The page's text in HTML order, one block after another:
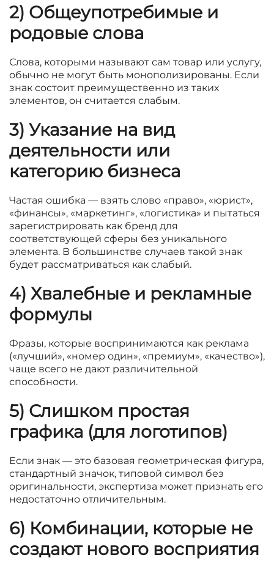
2) Общеупотребимые и
родовые слова
Слова, которыми называют сам товар или услугу,
обычно не могут быть монополизированы. Если
знак состоит преимущественно из таких
элементов, он считается слабым.
3) Указание на вид
деятельности или
категорию бизнеса
Частая ошибка — взять слово «право», «юрист»,
«финансы», «маркетинг», «логистика» и пытаться
зарегистрировать как бренд для
соответствующей сферы без уникального
элемента. В большинстве случаев такой знак
будет рассматриваться как слабый.
4) Хвалебные и рекламные
формулы
Фразы, которые воспринимаются как реклама
(«лучший», «номер один», «премиум», «качество»),
чаще всего не дают различительной
способности.
5) Слишком простая
графика (для логотипов)
Если знак — это базовая геометрическая фигура,
стандартный значок, типовой символ без
оригинальности, экспертиза может признать его
недостаточно отличительным.
6) Комбинации, которые не
создают нового восприятия